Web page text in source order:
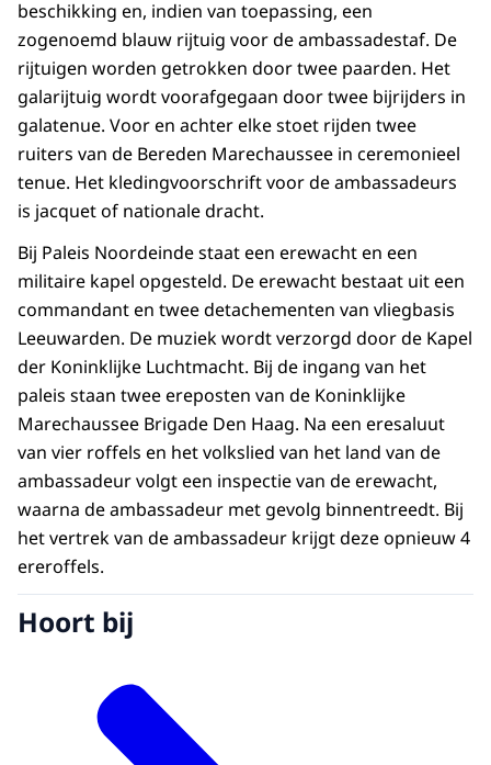
beschikking en, indien van toepassing, een
zogenoemd blauw rijtuig voor de ambassadestaf. De
rijtuigen worden getrokken door twee paarden. Het
galarijtuig wordt voorafgegaan door twee bijrijders in
galatenue. Voor en achter elke stoet rijden twee
ruiters van de Bereden Marechaussee in ceremonieel
tenue. Het kledingvoorschrift voor de ambassadeurs
is jacquet of nationale dracht.
Bij Paleis Noordeinde staat een erewacht en een
militaire kapel opgesteld. De erewacht bestaat uit een
commandant en twee detachementen van vliegbasis
Leeuwarden. De muziek wordt verzorgd door de Kapel
der Koninklijke Luchtmacht. Bij de ingang van het
paleis staan twee ereposten van de Koninklijke
Marechaussee Brigade Den Haag. Na een eresaluut
van vier roffels en het volkslied van het land van de
ambassadeur volgt een inspectie van de erewacht,
waarna de ambassadeur met gevolg binnentreedt. Bij
het vertrek van de ambassadeur krijgt deze opnieuw 4
ereroffels.
Hoort bij